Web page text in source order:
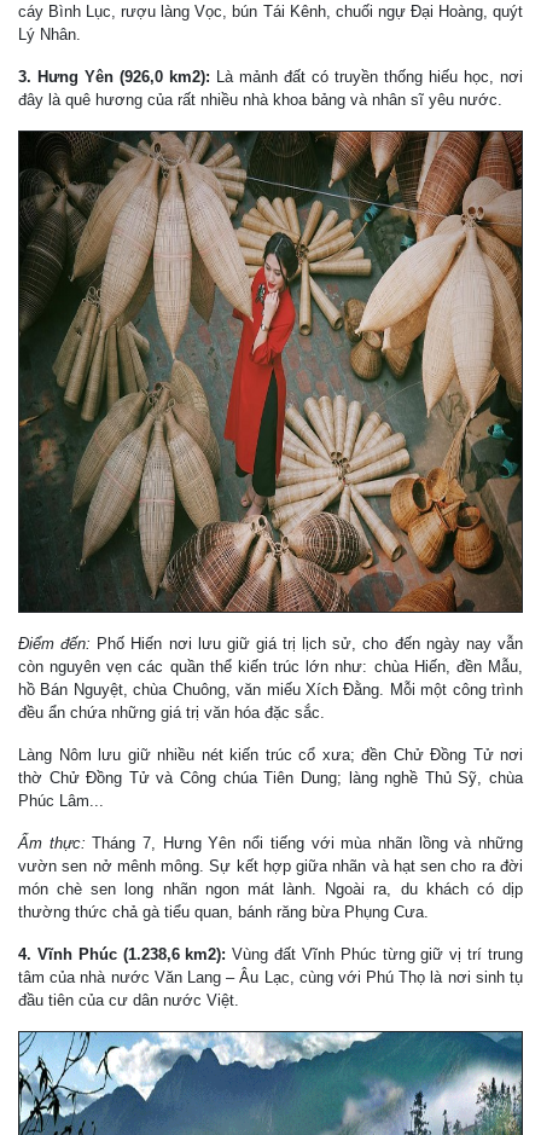
cáy Bình Lục, rượu làng Vọc, bún Tái Kênh, chuối ngự Đại Hoàng, quýt
Lý Nhân.
3. Hưng Yên (926,0 km2):
Là mảnh đất có truyền thống hiếu học, nơi
đây là quê hương của rất nhiều nhà khoa bảng và nhân sĩ yêu nước.
Điểm đến: Phố Hiến nơi lưu giữ giá trị lịch sử, cho đến ngày nay vẫn
còn nguyên vẹn các quần thể kiến trúc lớn như: chùa Hiến, đền Mẫu,
hồ Bán Nguyệt, chùa Chuông, văn miếu Xích Đằng. Mỗi một công trình
đều ẩn chứa những giá trị văn hóa đặc sắc.
Làng Nôm lưu giữ nhiều nét kiến trúc cổ xưa; đền Chử Đồng Tử nơi
thờ Chử Đồng Tử và Công chúa Tiên Dung; làng nghề Thủ Sỹ, chùa
Phúc Lâm...
Ẩm thực: Tháng 7, Hưng Yên nổi tiếng với mùa nhãn lồng và những
vườn sen nở mênh mông. Sự kết hợp giữa nhãn và hạt sen cho ra đời
món chè sen long nhãn ngon mát lành. Ngoài ra, du khách có dịp
thường thức chả gà tiểu quan, bánh răng bừa Phụng Cưa.
4. Vĩnh Phúc (1.238,6 km2): Vùng đất Vĩnh Phúc từng giữ vị trí trung
tâm của nhà nước Văn Lang – Âu Lạc, cùng với Phú Thọ là nơi sinh tụ
đầu tiên của cư dân nước Việt.